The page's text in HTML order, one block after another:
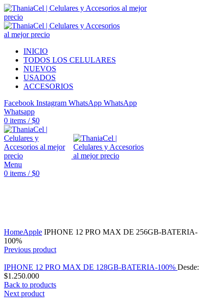
INICIO
TODOS LOS CELULARES
NUEVOS
USADOS
ACCESORIOS
Facebook Instagram WhatsApp WhatsApp
Whatsapp
0 items / $0
Menu
0 items / $0
HomeApple IPHONE 12 PRO MAX DE 256GB-BATERIA-
100%
Previous product
IPHONE 12 PRO MAX DE 128GB-BATERIA-100% Desde:
$1.250.000
Back to products
Next product